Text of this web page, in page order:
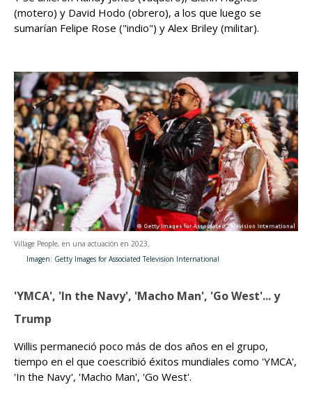
(motero) y David Hodo (obrero), a los que luego se
sumarían Felipe Rose ("indio") y Alex Briley (militar).
Village People, en una actuación en 2023.
Imagen: Getty Images for Associated Television International
'YMCA', 'In the Navy', 'Macho Man', 'Go West'... y
Trump
Willis permaneció poco más de dos años en el grupo,
tiempo en el que coescribió éxitos mundiales como 'YMCA',
'In the Navy', 'Macho Man', 'Go West'.